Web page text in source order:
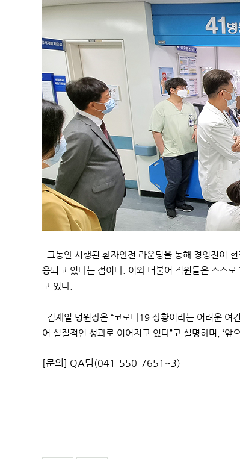
그동안 시행된 환자안전 라운딩을 통해 경영진이
용되고 있다는 점이다. 이와 더불어 직원들은 스스
고 있다.
김재일 병원장은 “코로나19 상황이라는 어려운 여
어 실질적인 성과로 이어지고 있다”고 설명하며, ‘앞
[문의] QA팀(041-550-7651~3)